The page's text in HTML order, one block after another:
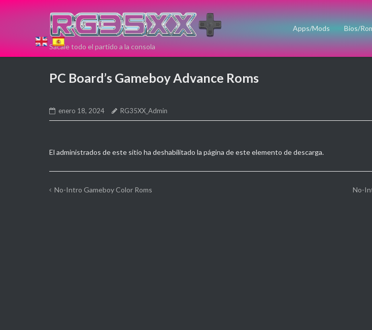
Sácale todo el partido a la consola
Apps/Mods Bios/
PC Board’s Gameboy Advance Roms
enero 18, 2024 RG35XX_Admin
El administrados de este sitio ha deshabilitado la página de este elemento de descarga.
Navegación
No-Intro Gameboy Color Roms No-
Si estas
pensando en
comprar una
consola Retro